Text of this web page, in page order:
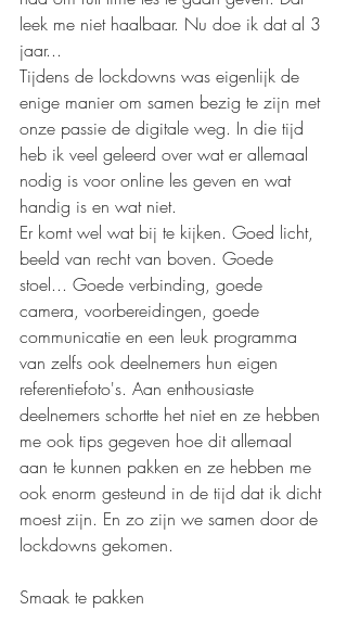
leek me niet haalbaar. Nu doe ik dat al 3
jaar...
Tijdens de lockdowns was eigenlijk de
enige manier om samen bezig te zijn met
onze passie de digitale weg. In die tijd
heb ik veel geleerd over wat er allemaal
nodig is voor online les geven en wat
handig is en wat niet.
Er komt wel wat bij te kijken. Goed licht,
beeld van recht van boven. Goede
stoel... Goede verbinding, goede
camera, voorbereidingen, goede
communicatie en een leuk programma
van zelfs ook deelnemers hun eigen
referentiefoto's. Aan enthousiaste
deelnemers schortte het niet en ze hebben
me ook tips gegeven hoe dit allemaal
aan te kunnen pakken en ze hebben me
ook enorm gesteund in de tijd dat ik dicht
moest zijn. En zo zijn we samen door de
lockdowns gekomen.
Smaak te pakken